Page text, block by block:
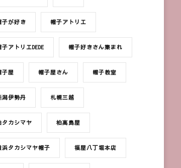
子が好き 帽子アトリエ
子アトリエDEDE 帽子好きさん集まれ
子屋 帽子屋さん 帽子教室
潟伊勢丹 札幌三越
タカシマヤ 柏髙島屋
浜タカシマヤ帽子 福屋八丁堀本店